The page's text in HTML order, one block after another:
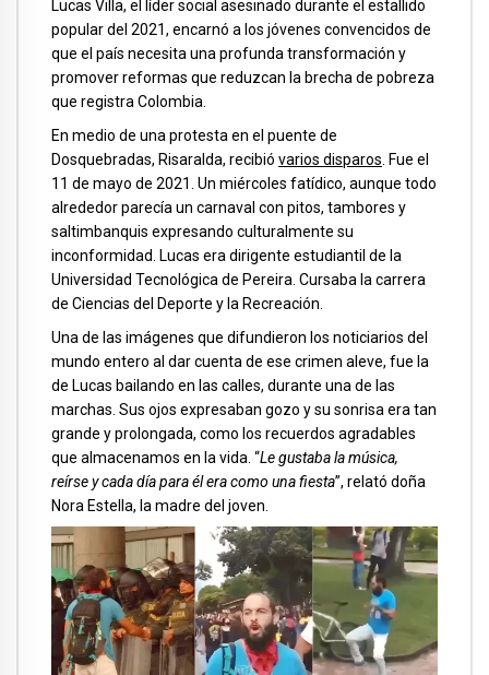
Lucas Villa, el líder social asesinado durante el estallido
popular del 2021, encarnó a los jóvenes convencidos de
que el país necesita una profunda transformación y
promover reformas que reduzcan la brecha de pobreza
que registra Colombia.
En medio de una protesta en el puente de
Dosquebradas, Risaralda, recibió varios disparos . Fue el
11 de mayo de 2021. Un miércoles fatídico, aunque todo
alrededor parecía un carnaval con pitos, tambores y
saltimbanquis expresando culturalmente su
inconformidad. Lucas era dirigente estudiantil de la
Universidad Tecnológica de Pereira. Cursaba la carrera
de Ciencias del Deporte y la Recreación.
Una de las imágenes que difundieron los noticiarios del
mundo entero al dar cuenta de ese crimen aleve, fue la
de Lucas bailando en las calles, durante una de las
marchas. Sus ojos expresaban gozo y su sonrisa era tan
grande y prolongada, como los recuerdos agradables
que almacenamos en la vida. “Le gustaba la música,
reírse y cada día para él era como una fiesta”, relató doña
Nora Estella, la madre del joven.